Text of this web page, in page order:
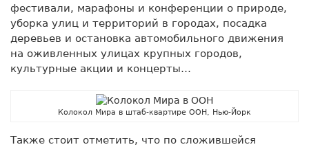
фестивали, марафоны и конференции о природе,
уборка улиц и территорий в городах, посадка
деревьев и остановка автомобильного движения
на оживленных улицах крупных городов,
культурные акции и концерты…
Колокол Мира в штаб-квартире ООН, Нью-Йорк
Также стоит отметить, что по сложившейся